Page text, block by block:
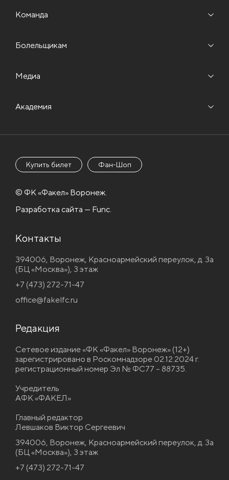
Команда
Болельщикам
Медиа
Академия
Купить билет Фан-Шоп
© ФК «Факел» Воронеж.
Разработка сайта — Func.
Контакты
394006, Воронеж, Красноармейский переулок, д. 3а
(БЦ «Москва»), 3 этаж
+7 (473) 272-71-47
office@fakelfc.ru
Редакция
Сетевое издание «ФК «Факел» Воронеж» (12+)
зарегистрировано в Роскомнадзоре 02.12.2024 г.
регистрационный номер Эл № ФС77 – 88735.
Учредитель
АФК «ФАКЕЛ»
Главный редактор
Левшаков Виктор Сергеевич
394006, Воронеж, Красноармейский переулок, д. 3а
(БЦ «Москва»), 3 этаж
+7 (473) 272-71-47